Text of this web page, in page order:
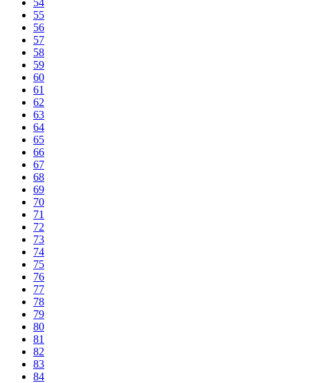
55
56
57
58
59
60
61
62
63
64
65
66
67
68
69
70
71
72
73
74
75
76
77
78
79
80
81
82
83
84